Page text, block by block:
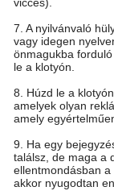
7. A nyilvánvaló
vagy idegen
önmagukba
le a klotyón.
8. Húzd le a
amelyek olyan
amely
9. Ha egy
találsz, de maga a
ellentmondásban a
akkor nyugodtan